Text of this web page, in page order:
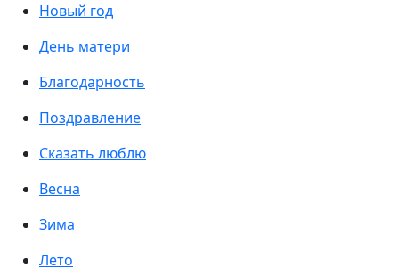
Новый год
День матери
Благодарность
Поздравление
Сказать люблю
Весна
Зима
Лето